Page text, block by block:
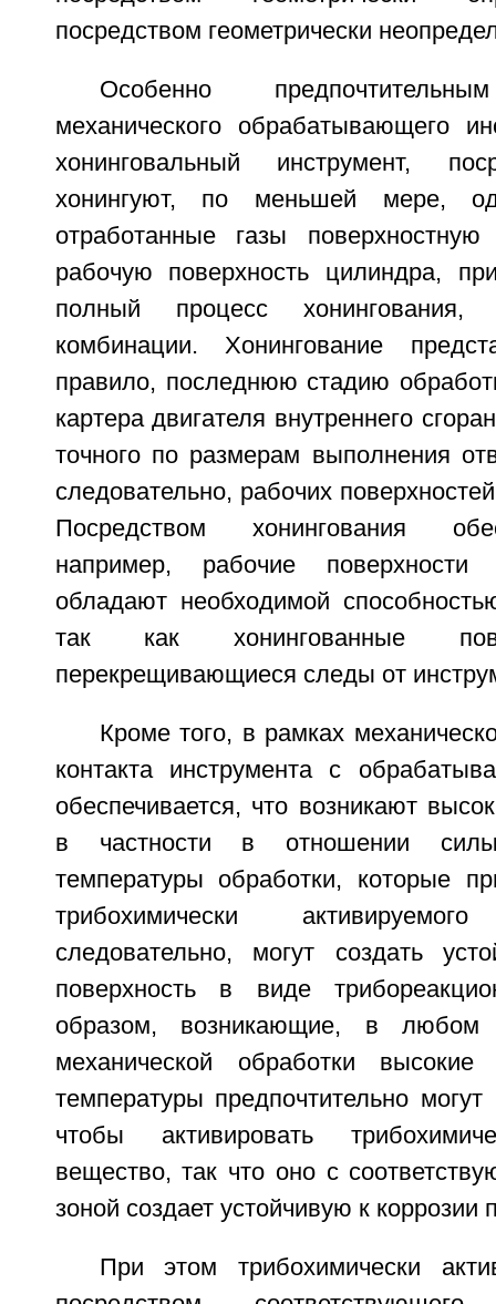
посредством геометрически
Особенно
механического обрабатывающего
хонинговальный инструмент,
хонингуют, по меньшей мере,
отработанные газы
рабочую поверхность цилиндра,
полный процесс
комбинации. Хонингование
правило, последнюю стадию
картера двигателя внутреннего
точного по размерам выполнения
следовательно, рабочих
Посредством хонингования
например, рабочие поверхности
обладают необходимой
так как хонингованные
перекрещивающиеся следы от
Кроме того, в рамках
контакта инструмента с
обеспечивается, что возникают
в частности в отношении
температуры обработки, которые
трибохимически
следовательно, могут создать
поверхность в виде
образом, возникающие, в любом
механической обработки
температуры предпочтительно
чтобы активировать
вещество, так что оно с
зоной создает устойчивую к коррозии
При этом трибохимически